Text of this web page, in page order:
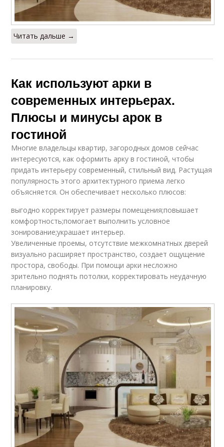
Читать дальше →
Как используют арки в
современных интерьерах.
Плюсы и минусы арок в
гостиной
Многие владельцы квартир, загородных домов сейчас
интересуются, как оформить арку в гостиной, чтобы
придать интерьеру современный, стильный вид. Растущая
популярность этого архитектурного приема легко
объясняется. Он обеспечивает несколько плюсов:
выгодно корректирует размеры помещения;повышает
комфортность;помогает выполнить условное
зонирование;украшает интерьер.
Увеличенные проемы, отсутствие межкомнатных дверей
визуально расширяет пространство, создает ощущение
простора, свободы. При помощи арки несложно
зрительно поднять потолки, корректировать неудачную
планировку.